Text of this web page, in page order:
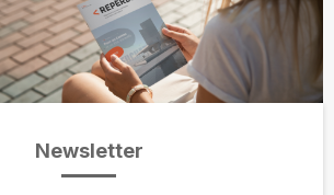
Newsletter